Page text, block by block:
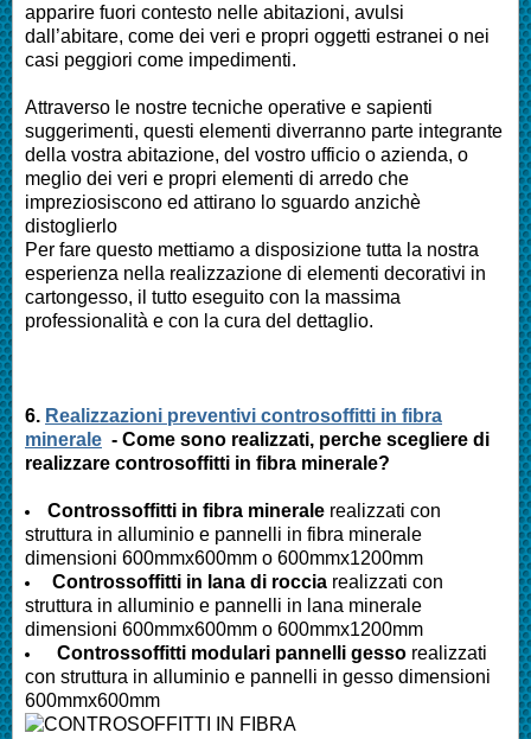
apparire fuori contesto nelle abitazioni, avulsi
dall’abitare, come dei veri e propri oggetti estranei o nei
casi peggiori come impedimenti.
Attraverso le nostre tecniche operative e sapienti
suggerimenti, questi elementi diverranno parte integrante
della vostra abitazione, del vostro ufficio o azienda, o
meglio dei veri e propri elementi di arredo che
impreziosiscono ed attirano lo sguardo anzichè
distoglierlo
Per fare questo mettiamo a disposizione tutta la nostra
esperienza nella realizzazione di elementi decorativi in
cartongesso, il tutto eseguito con la massima
professionalità e con la cura del dettaglio.
6. Realizzazioni preventivi controsoffitti in fibra
minerale - Come sono realizzati, perche scegliere di
realizzare controsoffitti in fibra minerale?
Controssoffitti in fibra minerale realizzati con
struttura in alluminio e pannelli in fibra minerale
dimensioni 600mmx600mm o 600mmx1200mm
Controssoffitti in lana di roccia realizzati con
struttura in alluminio e pannelli in lana minerale
dimensioni 600mmx600mm o 600mmx1200mm
Controssoffitti modulari pannelli gesso realizzati
con struttura in alluminio e pannelli in gesso dimensioni
600mmx600mm